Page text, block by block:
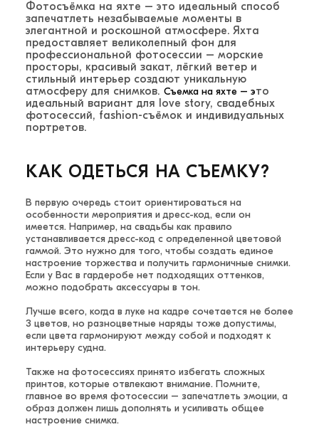
Фотосъёмка на яхте – это идеальный способ
запечатлеть незабываемые моменты в
элегантной и роскошной атмосфере. Яхта
предоставляет великолепный фон для
профессиональной фотосессии – морские
просторы, красивый закат, лёгкий ветер и
стильный интерьер создают уникальную
атмосферу для снимков. Съемка на яхте – это
идеальный вариант для love story, свадебных
фотосессий, fashion-съёмок и индивидуальных
портретов.
КАК ОДЕТЬСЯ НА СЪЕМКУ?
В первую очередь стоит ориентироваться на
особенности мероприятия и дресс-код, если он
имеется. Например, на свадьбы как правило
устанавливается дресс-код с определенной цветовой
гаммой. Это нужно для того, чтобы создать единое
настроение торжества и получить гармоничные снимки.
Если у Вас в гардеробе нет подходящих оттенков,
можно подобрать аксессуары в тон.
Лучше всего, когда в луке на кадре сочетается не более
3 цветов, но разноцветные наряды тоже допустимы,
если цвета гармонируют между собой и подходят к
интерьеру судна.
Также на фотосессиях принято избегать сложных
принтов, которые отвлекают внимание. Помните,
главное во время фотосессии – запечатлеть эмоции, а
образ должен лишь дополнять и усиливать общее
настроение снимка.